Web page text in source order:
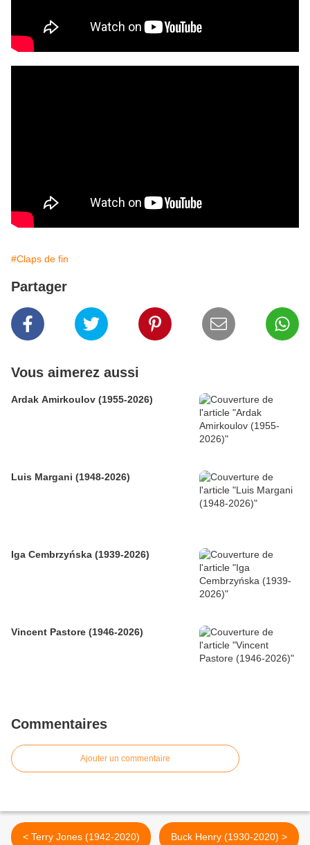
#Claps de fin
Partager
Vous aimerez aussi
Ardak Amirkoulov (1955-2026)
Luis Margani (1948-2026)
Iga Cembrzyńska (1939-2026)
Vincent Pastore (1946-2026)
Commentaires
Ajouter un commentaire
< Terry Jones (1942-2020) Buck Henry (1930-2020) >